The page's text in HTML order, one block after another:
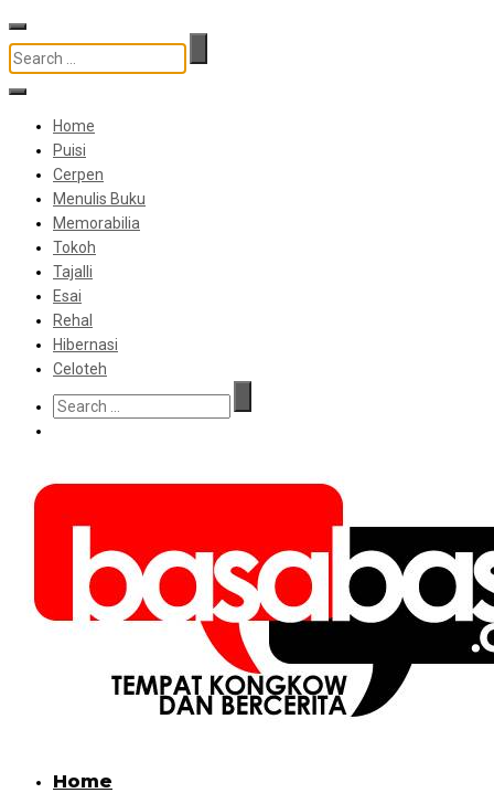
Home
Puisi
Cerpen
Menulis Buku
Memorabilia
Tokoh
Tajalli
Esai
Rehal
Hibernasi
Celoteh
Home